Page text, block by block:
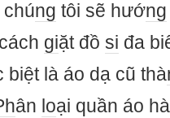
ng tôi sẽ hướng
giặt đồ si đa
biệt là áo dạ cũ thà
ân loại quần áo hà